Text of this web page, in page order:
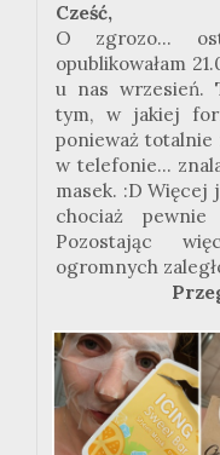
Cześć,
O zgrozo...
opublikowałam
u nas wrzesień.
tym, w jakiej
ponieważ totalnie
w telefonie...
masek. :D Więcej
chociaż
Pozostając
ogromnych